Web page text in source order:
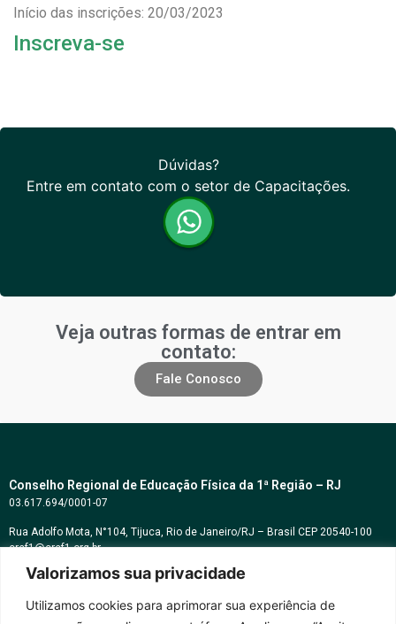
Valorizamos sua privacidade
Utilizamos cookies para aprimorar sua experiência de
Início das inscrições: 20/03/2023
Inscreva-se
Dúvidas?
Entre em contato com o setor de Capacitações.
Veja outras formas de entrar em
contato:
Fale Conosco
Conselho Regional de Educação Física da 1ª Região – RJ
03.617.694/0001-07
Rua Adolfo Mota, N°104, Tijuca, Rio de Janeiro/RJ – Brasil CEP 20540-100
cref1@cref1.org.br
Assessoria de comunicação: